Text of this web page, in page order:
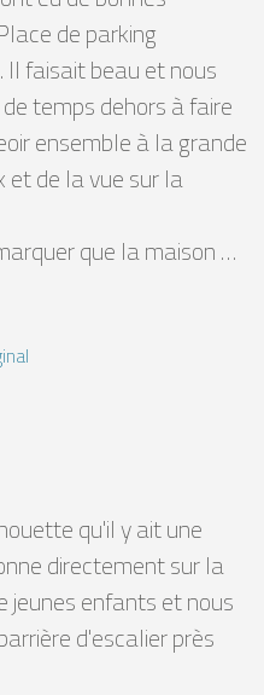
de parking
Il faisait beau et nous
temps dehors à faire
ensemble à la grande
de la vue sur la
que la maison …
qu'il y ait une
directement sur la
jeunes enfants et nous
d'escalier près